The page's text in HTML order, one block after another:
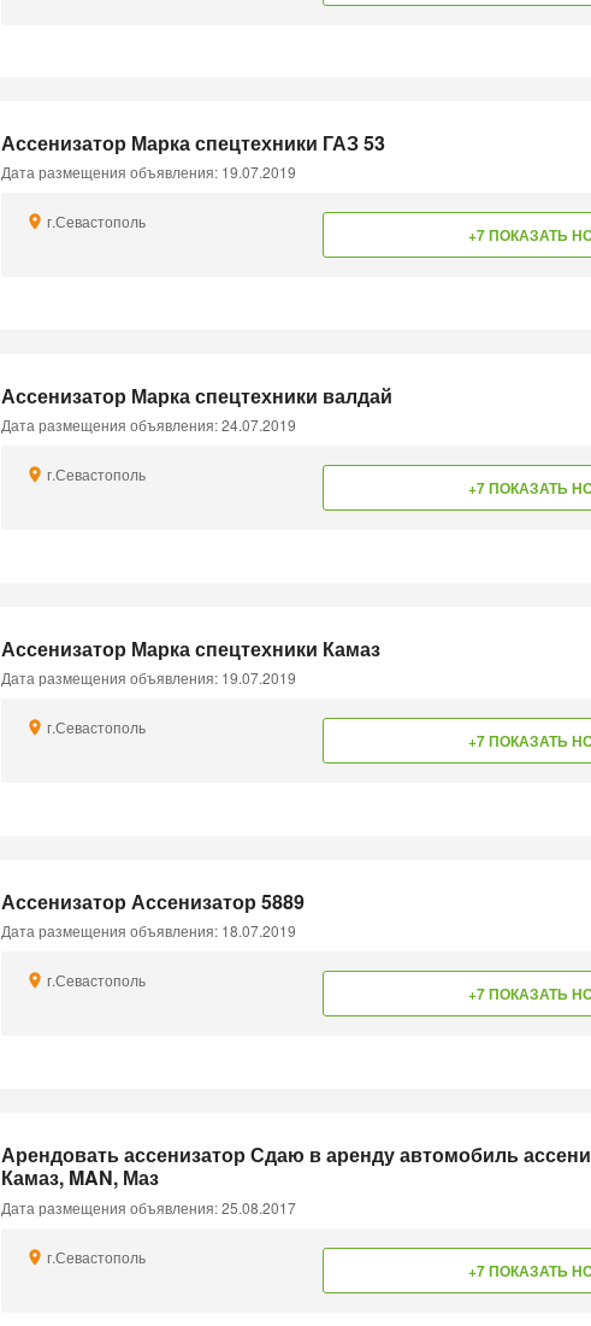
Ассенизатор Марка спецтехники ГАЗ 53
Дата размещения объявления: 19.07.2019
г.Севастополь
+7 ПОКАЗАТЬ
Ассенизатор Марка спецтехники валдай
Дата размещения объявления: 24.07.2019
г.Севастополь
+7 ПОКАЗАТЬ
Ассенизатор Марка спецтехники Камаз
Дата размещения объявления: 19.07.2019
г.Севастополь
+7 ПОКАЗАТЬ
Ассенизатор Ассенизатор 5889
Дата размещения объявления: 18.07.2019
г.Севастополь
+7 ПОКАЗАТЬ
Арендовать ассенизатор Сдаю в аренду автомобиль
Камаз, MAN, Маз
Дата размещения объявления: 25.08.2017
г.Севастополь
+7 ПОКАЗАТЬ